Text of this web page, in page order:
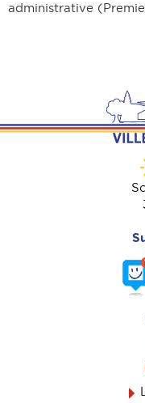
administrative